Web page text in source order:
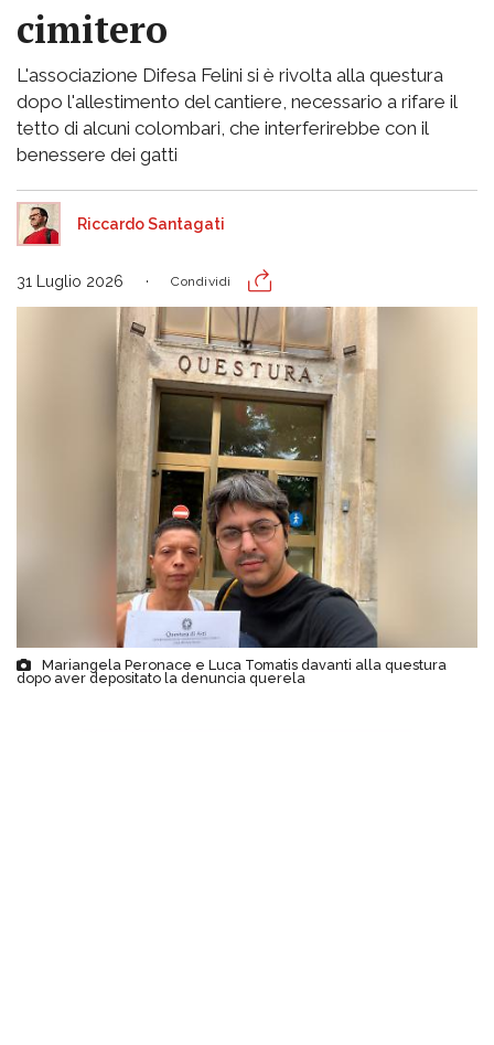
cimitero
L'associazione Difesa Felini si è rivolta alla questura
dopo l'allestimento del cantiere, necessario a rifare il
tetto di alcuni colombari, che interferirebbe con il
benessere dei gatti
Riccardo Santagati
31 Luglio 2026 Condividi
Mariangela Peronace e Luca Tomatis davanti alla questura
dopo aver depositato la denuncia querela